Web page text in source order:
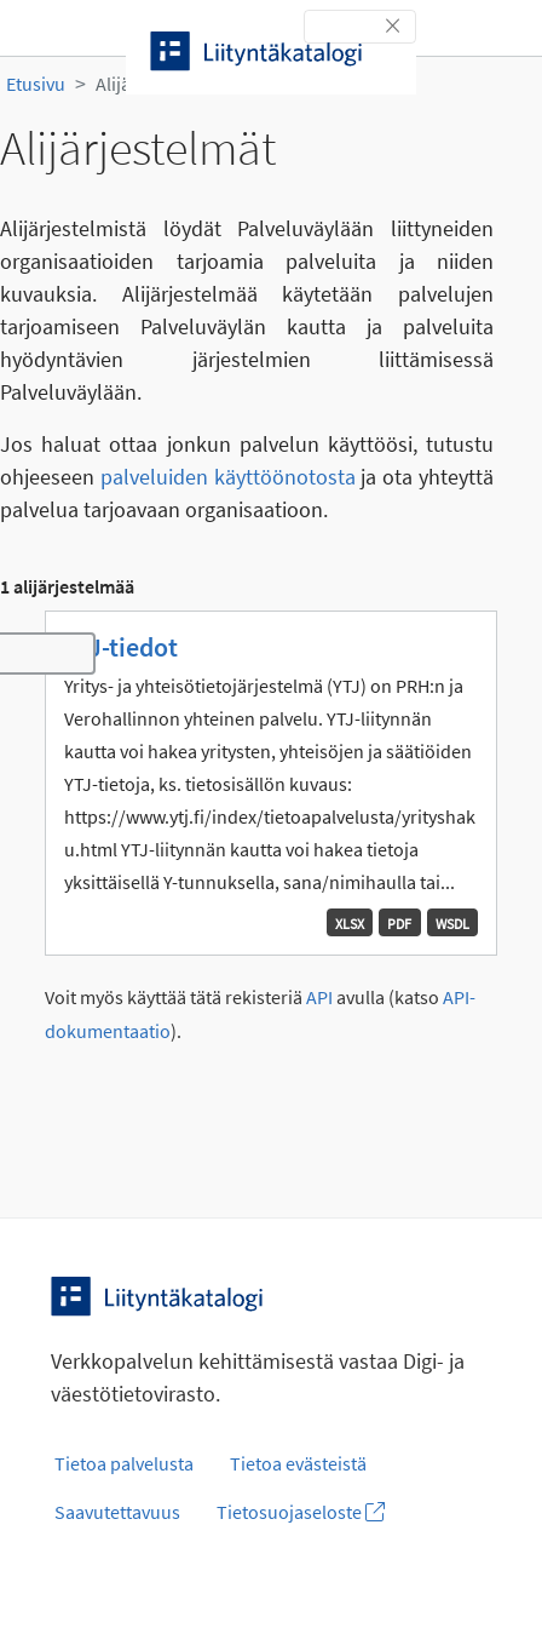
Toggle navigation
Etusivu Alijärjestelmät
Alijärjestelmät
Alijärjestelmistä löydät Palveluväylään liittyneiden
organisaatioiden tarjoamia palveluita ja niiden
kuvauksia. Alijärjestelmää käytetään palvelujen
tarjoamiseen Palveluväylän kautta ja palveluita
hyödyntävien järjestelmien liittämisessä
Palveluväylään.
Jos haluat ottaa jonkun palvelun käyttöösi, tutustu
ohjeeseen palveluiden käyttöönotosta ja ota yhteyttä
palvelua tarjoavaan organisaatioon.
1 alijärjestelmää
Toggle navigation
YTJ-tiedot
Yritys- ja yhteisötietojärjestelmä (YTJ) on PRH:n ja
Verohallinnon yhteinen palvelu. YTJ-liitynnän
kautta voi hakea yritysten, yhteisöjen ja säätiöiden
YTJ-tietoja, ks. tietosisällön kuvaus:
https://www.ytj.fi/index/tietoapalvelusta/yrityshak
u.html YTJ-liitynnän kautta voi hakea tietoja
yksittäisellä Y-tunnuksella, sana/nimihaulla tai...
WSDL
PDF
XLSX
Voit myös käyttää tätä rekisteriä API avulla (katso API-
dokumentaatio).
Verkkopalvelun kehittämisestä vastaa Digi- ja
väestötietovirasto.
Tietoa palvelusta
Tietoa evästeistä
Saavutettavuus
Tietosuojaseloste